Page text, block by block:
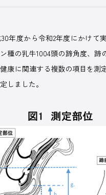
年度から令和2年度にかけて
種の乳牛1004頭の蹄角度、蹄
康に関連する複数の項目を測
しました。